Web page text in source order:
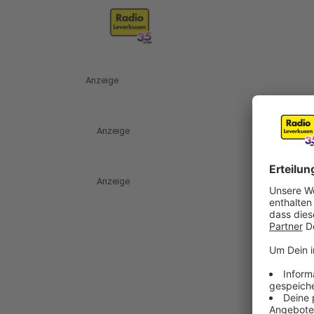
Anzeige
Anzeige
Anzeige